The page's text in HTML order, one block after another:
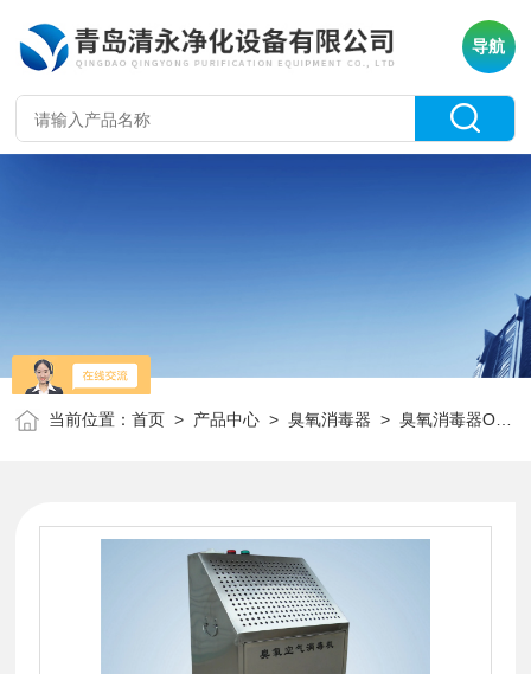
导航
当前位置：首页 > 产品中心 >臭氧消毒器 >臭氧消毒器OY12